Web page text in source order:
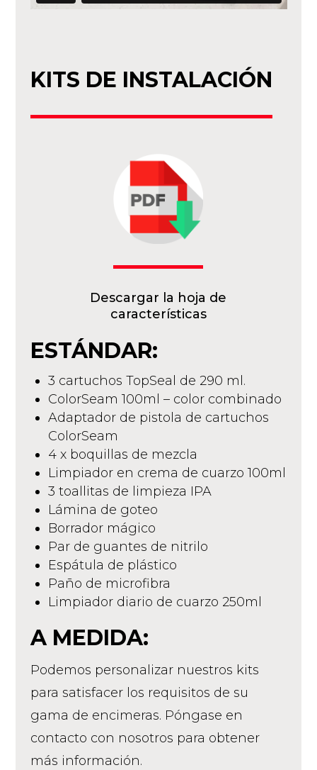
KITS DE INSTALACIÓN
Descargar la hoja de
características
ESTÁNDAR:
3 cartuchos TopSeal de 290 ml.
ColorSeam 100ml – color combinado
Adaptador de pistola de cartuchos
ColorSeam
4 x boquillas de mezcla
Limpiador en crema de cuarzo 100ml
3 toallitas de limpieza IPA
Lámina de goteo
Borrador mágico
Par de guantes de nitrilo
Espátula de plástico
Paño de microfibra
Limpiador diario de cuarzo 250ml
A MEDIDA:
Podemos personalizar nuestros kits
para satisfacer los requisitos de su
gama de encimeras. Póngase en
contacto con nosotros para obtener
más información.